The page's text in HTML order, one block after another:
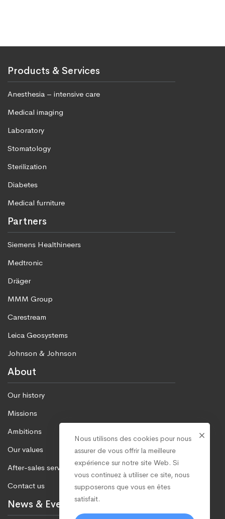
Products & Services
Anesthesia – intensive care
Medical imaging
Laboratory
Stomatology
Sterilization
Diabetes
Medical furniture
Partners
Siemens Healthineers
Medtronic
Dräger
MMM Group
Carestream
Leica Geosystems
Johnson & Johnson
About
Our history
Missions
Ambitions
Our values
After-sales service
Contact us
News & Events
Nous utilisons des cookies pour nous
assurer de vous offrir la meilleure
expérience sur notre site Web. Si
vous continuez à utiliser ce site, nous
supposerons que vous en êtes
satisfait.